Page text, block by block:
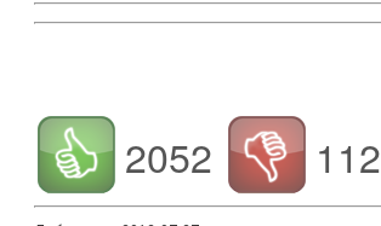
2052 112